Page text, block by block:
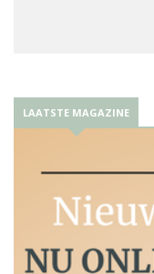
LAATSTE MAGAZINE